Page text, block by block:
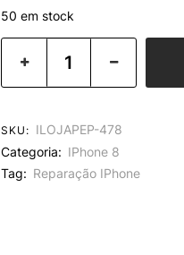
50 em stock
SKU: ILOJAPEP-478
Categoria: IPhone 8
Tag: Reparação IPhone